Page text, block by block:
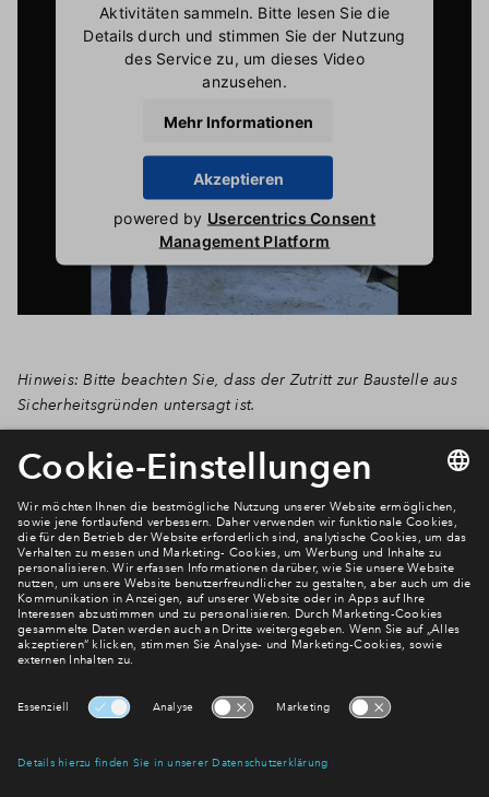
Aktivitäten sammeln. Bitte lesen Sie die
Details durch und stimmen Sie der Nutzung
des Service zu, um dieses Video
anzusehen.
Mehr Informationen
Akzeptieren
powered by Usercentrics Consent
Management Platform
Hinweis: Bitte beachten Sie, dass der Zutritt zur Baustelle aus
Sicherheitsgründen untersagt ist.
Newsletter Anmeldung
Verpassen Sie zu diesem Wohnprojekt keine Neuigkeiten
mehr! Wir halten Sie auf dem Laufenden – mit unserem
regelmäßig erscheinenden Newsletter informieren wir Sie
über den Stand dieses und weiterer Neubauprojekte.
Abonnieren